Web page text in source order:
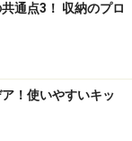
通点3！ 収納のプロ
！使いやすいキッ